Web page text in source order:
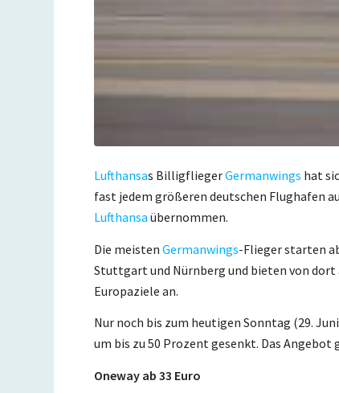
Lufthansas BilligfliegerGermanwings hat
fast jedem größeren deutschen Flughafen
Lufthansa übernommen.
Die meistenGermanwings-Flieger starten
Stuttgart und Nürnberg und bieten von dort
Europaziele an.
Nur noch bis zum heutigen Sonntag (29.
um bis zu 50 Prozent gesenkt. Das
Oneway ab 33 Euro